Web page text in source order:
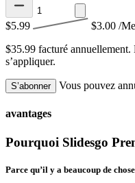
$5.99 $3.00 /
$35.99 facturé annuellement.
s’appliquer.
S’abonner Vous pouvez
avantages
Pourquoi Slidesgo
Parce qu’il y a beaucoup de